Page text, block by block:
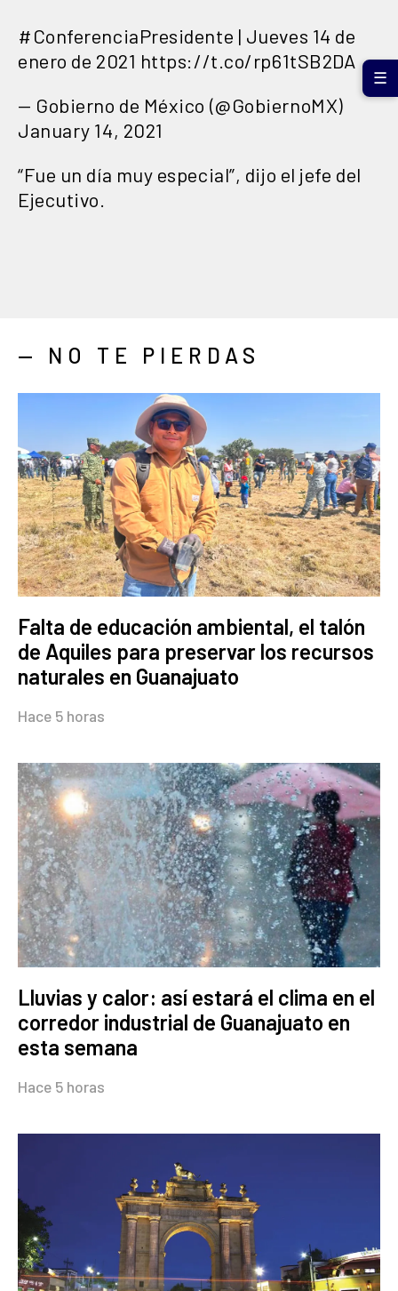
#ConferenciaPresidente | Jueves 14 de
enero de 2021 https://t.co/rp61tSB2DA
— Gobierno de México (@GobiernoMX)
January 14, 2021
“Fue un día muy especial”, dijo el jefe del
Ejecutivo.
— NO TE PIERDAS
Falta de educación ambiental, el talón
de Aquiles para preservar los recursos
naturales en Guanajuato
Hace 5 horas
Lluvias y calor: así estará el clima en el
corredor industrial de Guanajuato en
esta semana
Hace 5 horas
☰